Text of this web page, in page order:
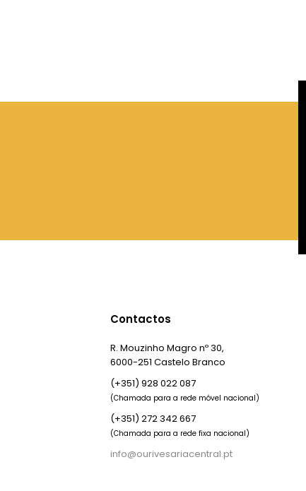
Contactos
R. Mouzinho Magro nº 30,
6000-251 Castelo Branco
(+351) 928 022 087
(Chamada para a rede móvel nacional)
(+351) 272 342 667
(Chamada para a rede fixa nacional)
info@ourivesariacentral.pt